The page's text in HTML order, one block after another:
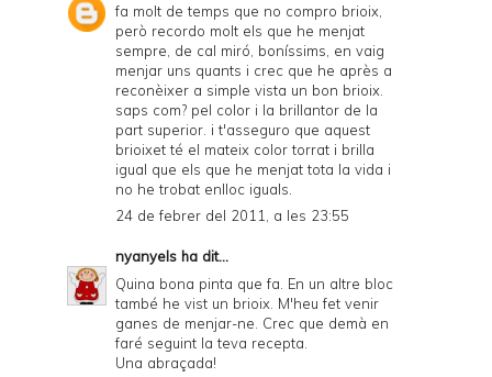
fa molt de temps que no compro brioix,
però recordo molt els que he menjat
sempre, de cal miró, boníssims, en vaig
menjar uns quants i crec que he après a
reconèixer a simple vista un bon brioix.
saps com? pel color i la brillantor de la
part superior. i t'asseguro que aquest
brioixet té el mateix color torrat i brilla
igual que els que he menjat tota la vida i
no he trobat enlloc iguals.
24 de febrer del 2011, a les 23:55
nyanyels ha dit...
Quina bona pinta que fa. En un altre bloc
també he vist un brioix. M'heu fet venir
ganes de menjar-ne. Crec que demà en
faré seguint la teva recepta.
Una abraçada!